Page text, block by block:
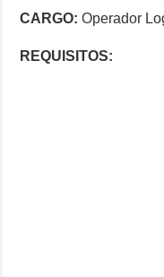
CARGO: Operador
REQUISITOS: